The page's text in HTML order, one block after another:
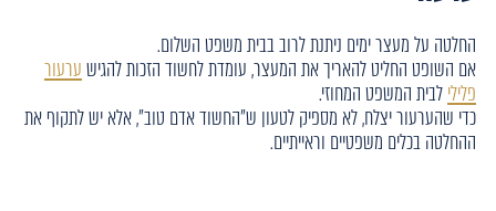
החלטה על מעצר ימים ניתנת לרוב בבית משפט השלום.
אם השופט החליט להאריך את המעצר, עומדת לחשוד הזכות להגישערעור
פלילילבית המשפט המחוזי.
כדי שהערעור יצלח, לא מספיק לטעון ש"החשוד אדם טוב", אלא יש לתקוף את
ההחלטה בכלים משפטיים וראייתיים.